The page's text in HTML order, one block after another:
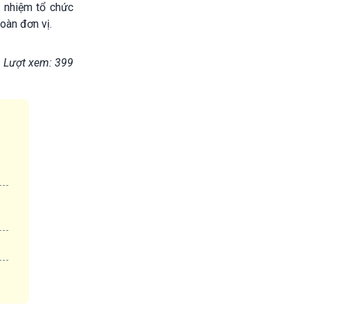
nhiệm tổ chức
đơn vị.
Lượt xem: 399